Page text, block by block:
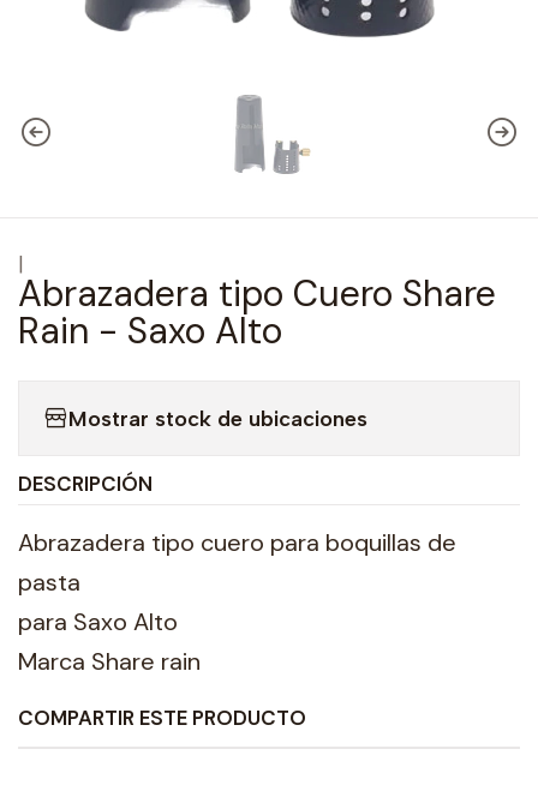
|
Abrazadera tipo Cuero Share
Rain - Saxo Alto
Mostrar stock de ubicaciones
DESCRIPCIÓN
Abrazadera tipo cuero para boquillas de
pasta
para Saxo Alto
Marca Share rain
COMPARTIR ESTE PRODUCTO